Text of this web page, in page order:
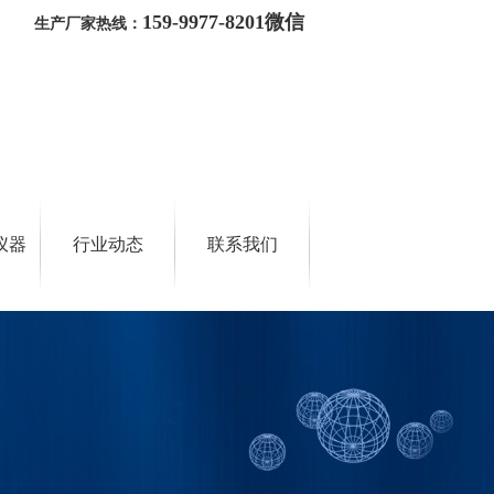
生产厂家热线： 159-9977-8201微信
器 行业动态 联系我们